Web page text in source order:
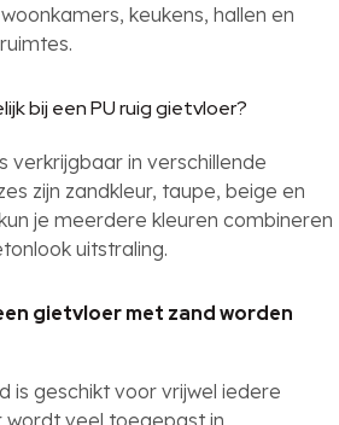
keukens, hallen en
bij een PU ruig gietvloer?
verkrijgbaar in verschillende
zijn zandkleur, taupe, beige en
je meerdere kleuren combineren
uitstraling.
gietvloer met zand worden
is geschikt voor vrijwel iedere
wordt veel toegepast in